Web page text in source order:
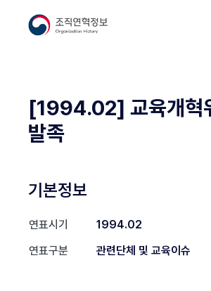
[1994.02] 교육개혁
발족
기본정보
연표시기
1994.02
연표구분
관련단체 및 교육이슈